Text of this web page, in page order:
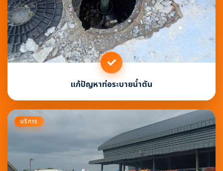
แก้ปัญหาท่อระบายน้ำตัน
บริการ